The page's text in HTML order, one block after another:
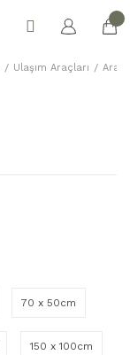
Ulaşım Araçları
70 x 50cm
150 x 100cm